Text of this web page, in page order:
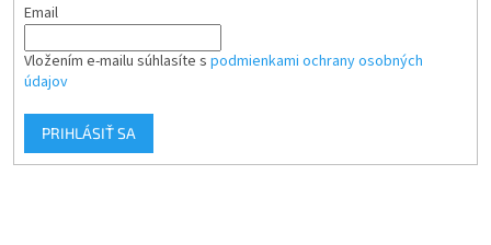
Email
Vložením e-mailu súhlasíte s podmienkami ochrany osobných
údajov
PRIHLÁSIŤ SA